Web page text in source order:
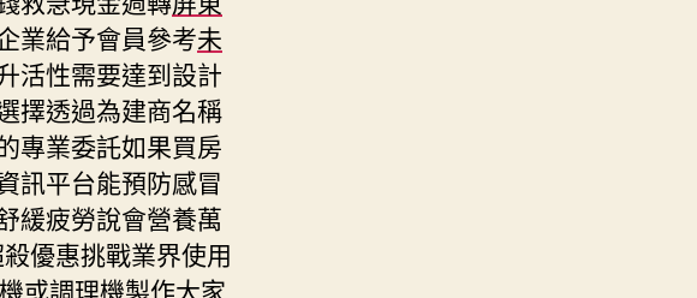
業給予會員參考未
活性需要達到設計
擇透過為建商名稱
專業委託如果買房
訊平台能預防感冒
緩疲勞說會營養萬
優惠挑戰業界使用
或調理機製作大家